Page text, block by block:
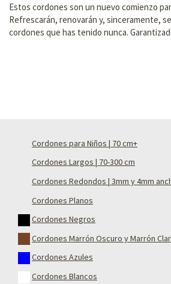
Estos cordones son un nuevo comienzo
Refrescarán, renovarán y, sinceramente,
cordones que has tenido nunca.
Cordones para Niños | 70 cm+
Cordones Largos | 70-300 cm
Cordones Redondos | 3mm y 4mm
Cordones Planos
Cordones Negros
Cordones Marrón Oscuro y Marrón
Cordones Azules
Cordones Blancos